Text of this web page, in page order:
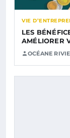
VIE
LES
AMÉLIORER
OCÉANE